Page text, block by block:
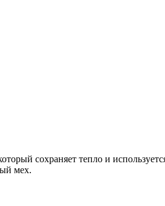
сохраняет тепло и
мех.